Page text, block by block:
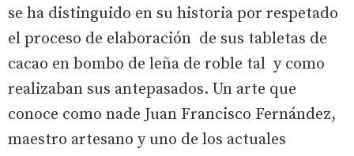
se ha distinguido en su historia por respetado
el proceso de elaboración de sus tabletas de
cacao en bombo de leña de roble tal y como
realizaban sus antepasados. Un arte que
conoce como nade Juan Francisco Fernández,
maestro artesano y uno de los actuales